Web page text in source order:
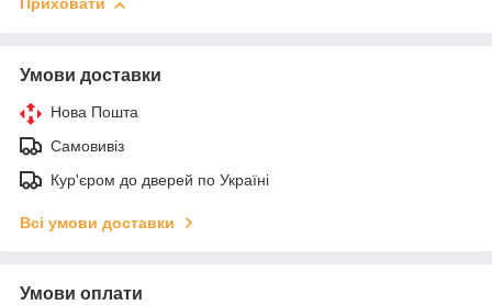
Приховати
Умови доставки
Нова Пошта
Самовивіз
Кур'єром до дверей по Україні
Всі умови доставки
Умови оплати